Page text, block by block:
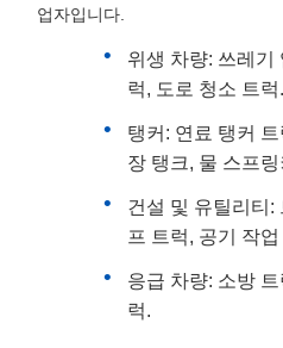
업자입니다.
위생 차량: 쓰레기
럭, 도로 청소 트럭.
탱커: 연료 탱커
장 탱크, 물 스프
건설 및 유틸리티:
프 트럭, 공기 작
응급 차량: 소방
럭.